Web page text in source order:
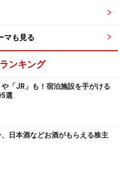
わけではありませんが、
ことで、市場の広がりが期
に立つパナソニックに注目
に注目！
柄の人気が加速！注目は
マも見る
ンキング
や「JR」も！宿泊施設を手がける
5選
日本酒などお酒がもらえる株主